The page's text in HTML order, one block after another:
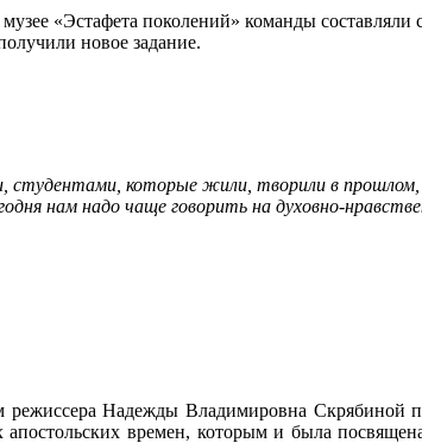
«Эстафета поколений» команды составляли
новое задание.
студентами, которые жили, творили в
нам надо чаще говорить на духовно-
режиссера Надежды Владимировна Скрябиной
времен, которым и была